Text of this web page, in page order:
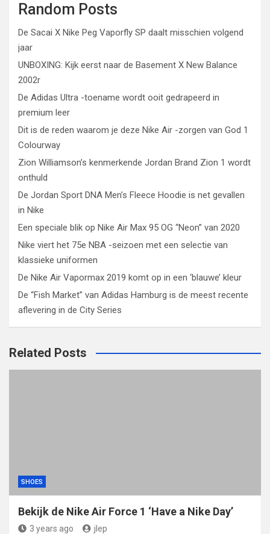
Random Posts
De Sacai X Nike Peg Vaporfly SP daalt misschien volgend
jaar
UNBOXING: Kijk eerst naar de Basement X New Balance
2002r
De Adidas Ultra -toename wordt ooit gedrapeerd in
premium leer
Dit is de reden waarom je deze Nike Air -zorgen van God 1
Colourway
Zion Williamson’s kenmerkende Jordan Brand Zion 1 wordt
onthuld
De Jordan Sport DNA Men’s Fleece Hoodie is net gevallen
in Nike
Een speciale blik op Nike Air Max 95 OG “Neon” van 2020
Nike viert het 75e NBA -seizoen met een selectie van
klassieke uniformen
De Nike Air Vapormax 2019 komt op in een ‘blauwe’ kleur
De “Fish Market” van Adidas Hamburg is de meest recente
aflevering in de City Series
Related Posts
SHOES
Bekijk de Nike Air Force 1 ‘Have a Nike Day’
3 years ago jlep